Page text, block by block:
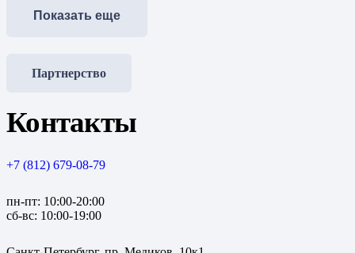
Показать еще
Партнерство
Контакты
+7 (812) 679-08-79
пн-пт: 10:00-20:00
сб-вс: 10:00-19:00